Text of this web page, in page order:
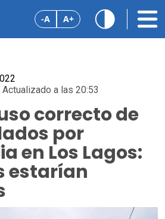
-A A+
a las 20:53
correcto de
por
en Los Lagos:
estarían